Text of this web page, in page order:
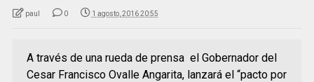
paul 0 1 agosto, 2016 20:55
A través de una rueda de prensa el Gobernador del
Cesar Francisco Ovalle Angarita, lanzará el “pacto por